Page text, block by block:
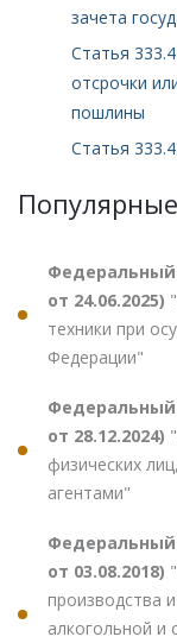
зачета
Статья
отсрочки
пошлины
Статья
Федеральный
от 24.06.2025)
техники при
Федерации"
Федеральный
от 28.12.2024)
физических
агентами"
Федеральный
от 03.08.2018)
производства
алкогольной и